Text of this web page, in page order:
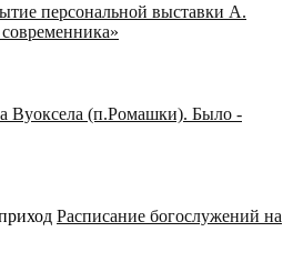
персональной выставки А.
Вуоксела (п.Ромашки). Было -
Расписание богослужений на